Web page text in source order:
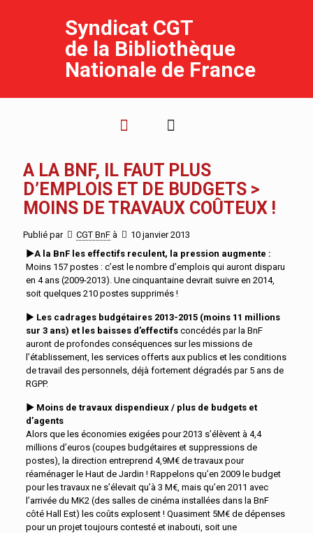
Syndicat CGT
de la Bibliothèque
Nationale de France
A LA BNF, IL FAUT PLUS
D’EMPLOIS ET DE BUDGETS >
MOINS DE TRAVAUX COÛTEUX !
Publié par CGT BnF à
10 janvier 2013
►A la BnF les effectifs reculent, la pression augmente :
Moins 157 postes : c’est le nombre d’emplois qui auront disparu
en 4 ans (2009-2013). Une cinquantaine devrait suivre en 2014,
soit quelques 210 postes supprimés !
► Les cadrages budgétaires 2013-2015 (moins 11 millions
sur 3 ans) et les baisses d’effectifsconcédés par la BnF
auront de profondes conséquences sur les missions de
l’établissement, les services offerts aux publics et les conditions
de travail des personnels, déjà fortement dégradés par 5 ans de
RGPP.
► Moins de travaux dispendieux / plus de budgets et
d’agents
Alors que les économies exigées pour 2013 s’élèvent à 4,4
millions d’euros (coupes budgétaires et suppressions de
postes), la direction entreprend 4,9M€ de travaux pour
réaménager le Haut de Jardin ! Rappelons qu’en 2009 le budget
pour les travaux ne s’élevait qu’à 3 M€, mais qu’en 2011 avec
l’arrivée du MK2 (des salles de cinéma installées dans la BnF
côté Hall Est) les coûts explosent ! Quasiment 5M€ de dépenses
pour un projet toujours contesté et inabouti, soit une